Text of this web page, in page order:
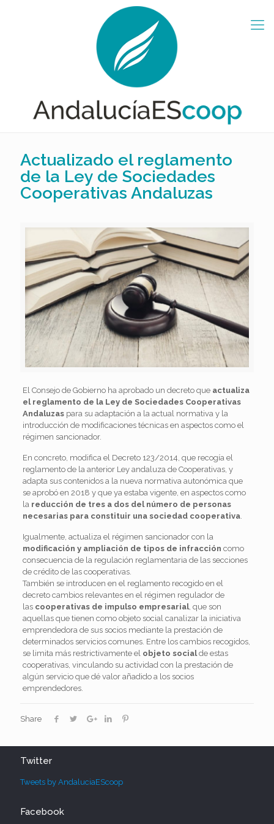
Actualizado el reglamento
de la Ley de Sociedades
Cooperativas Andaluzas
El Consejo de Gobierno ha aprobado un decreto que actualiza
el reglamento de la Ley de Sociedades Cooperativas
Andaluzaspara su adaptación a la actual normativa y la
introducción de modificaciones técnicas en aspectos como el
régimen sancionador.
En concreto, modifica el Decreto 123/2014, que recogía el
reglamento de la anterior Ley andaluza de Cooperativas, y
adapta sus contenidos a la nueva normativa autonómica que
se aprobó en 2018 y que ya estaba vigente, en aspectos como
la reducción de tres a dos del número de personas
necesarias para constituir una sociedad cooperativa.
Igualmente, actualiza el régimen sancionador con la
modificación y ampliación de tipos de infracción como
consecuencia de la regulación reglamentaria de las secciones
de crédito de las cooperativas.
También se introducen en el reglamento recogido en el
decreto cambios relevantes en el régimen regulador de
las cooperativas de impulso empresarial, que son
aquellas que tienen como objeto social canalizar la iniciativa
emprendedora de sus socios mediante la prestación de
determinados servicios comunes. Entre los cambios recogidos,
se limita más restrictivamente el objeto socialde estas
cooperativas, vinculando su actividad con la prestación de
algún servicio que dé valor añadido a los socios
emprendedores.
Share
Twitter
Tweets by AndaluciaEScoop
Facebook